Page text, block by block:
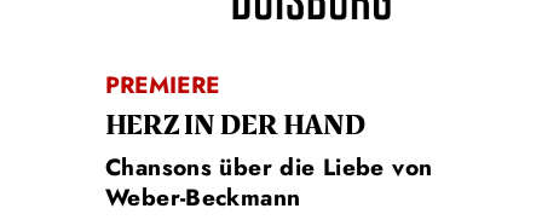
PREMIERE
HERZ IN DER HAND
Chansons über die Liebe von
Weber-Beckmann